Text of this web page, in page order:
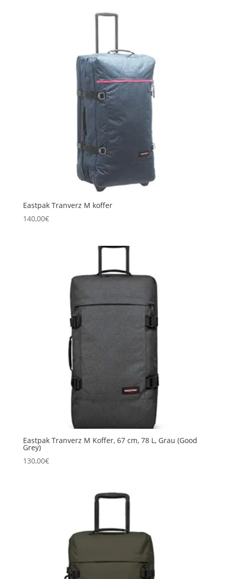
Eastpak Tranverz M koffer
140,00€
Eastpak Tranverz M Koffer, 67 cm, 78 L, Grau (Good
Grey)
130,00€